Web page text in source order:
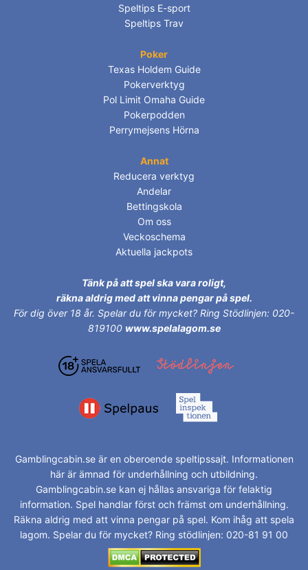
Speltips E-sport
Speltips Trav
Poker
Texas Holdem Guide
Pokerverktyg
Pol Limit Omaha Guide
Pokerpodden
Perrymejsens Hörna
Annat
Reducera verktyg
Andelar
Bettingskola
Om oss
Veckoschema
Aktuella jackpots
Tänk på att spel ska vara roligt,
räkna aldrig med att vinna pengar på spel.
För dig över 18 år. Spelar du för mycket? Ring Stödlinjen: 020-
819100 www.spelalagom.se
Gamblingcabin.se är en oberoende speltipssajt. Informationen
här är ämnad för underhållning och utbildning.
Gamblingcabin.se kan ej hållas ansvariga för felaktig
information. Spel handlar först och främst om underhållning.
Räkna aldrig med att vinna pengar på spel. Kom ihåg att spela
lagom. Spelar du för mycket? Ring stödlinjen: 020-81 91 00